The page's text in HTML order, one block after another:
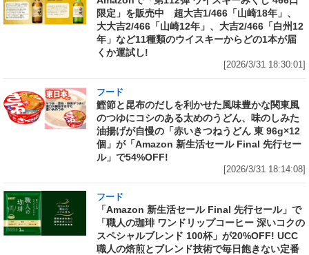
限定」を販売中 超大吉1/466「山崎18年」、
大大吉2/466「山崎12年」、大吉2/466「白州12
年」など11種類のウイスキーからどの1本が届
くか運試し!
[2026/3/31 18:30:01]
フード
鰹節と昆布のだしを利かせた風味豊かな関東風
のつゆにコシのある太めのうどん、味のしみた
油揚げが自慢の「赤いきつねうどん 東 96g×12
個」が「Amazon 新生活セール Final 先行セー
ル」で54%OFF!
[2026/3/31 18:14:08]
フード
「Amazon 新生活セール Final 先行セール」で
「職人の珈琲 ワンドリップコーヒー 深いコクの
スペシャルブレンド 100杯」が20%OFF! UCC
職人の焙煎とブレンド技術で毎日飽きない定番